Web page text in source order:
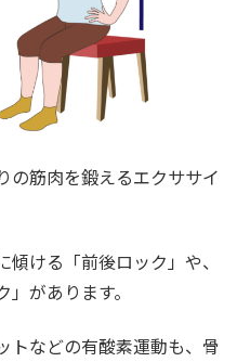
の筋肉を鍛えるエクササイ
ける「前後ロック」や、
があります。
トなどの有酸素運動も、骨